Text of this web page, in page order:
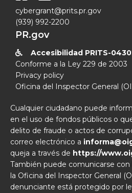
cybergrant@prits.pr.gov
(939) 992-2200
PR.gov

Accesibilidad PRITS-
Conforme a la Ley 229 de 2003
Privacy policy
Oficina del Inspector General
Cualquier ciudadano puede
en el uso de fondos públicos o
delito de fraude o actos de
correo electrónico a
queja a través de https://
También puede comunicarse
la Oficina del Inspector General
denunciante está protegido por